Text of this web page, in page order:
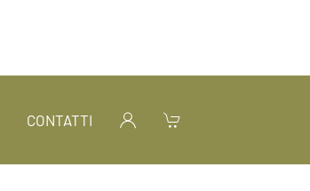
CONTATTI